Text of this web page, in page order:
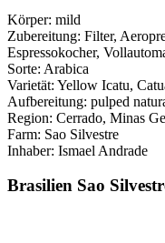
Körper: mild
Zubereitung: Filter,
Espressokocher,
Sorte: Arabica
Varietät: Yellow Icatu,
Aufbereitung: pulped
Region: Cerrado, Minas
Farm: Sao Silvestre
Inhaber: Ismael Andrade
Brasilien Sao